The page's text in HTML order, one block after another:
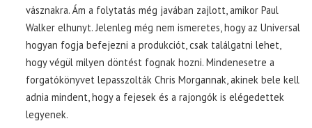
vásznakra. Ám a folytatás még javában zajlott, amikor Paul
Walker elhunyt. Jelenleg még nem ismeretes, hogy az Universal
hogyan fogja befejezni a produkciót, csak találgatni lehet,
hogy végül milyen döntést fognak hozni. Mindenesetre a
forgatókönyvet lepasszolták Chris Morgannak, akinek bele kell
adnia mindent, hogy a fejesek és a rajongók is elégedettek
legyenek.